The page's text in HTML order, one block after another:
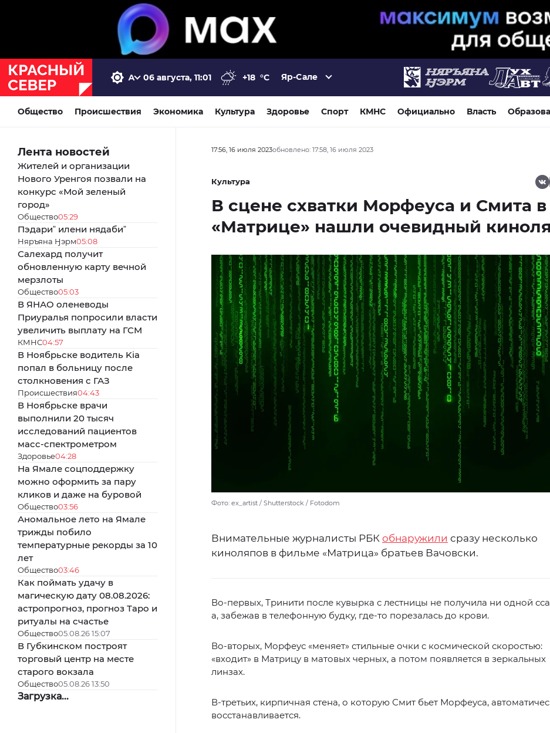
06 августа, 11:01 +18 °C Яр-Сале
Общество Происшествия Экономика Культура Здоровье Спорт КМНС Официально Власть
Лента новостей
Жителей и организации
Нового Уренгоя позвали на
конкурс «Мой зеленый
город»
Общество05:29
Пэдариˮ илени нядабиˮ
Няръяна Ӈэрм05:08
Салехард получит
обновленную карту вечной
мерзлоты
Общество05:03
В ЯНАО оленеводы
Приуралья попросили власти
увеличить выплату на ГСМ
КМНС04:57
В Ноябрьске водитель Kia
попал в больницу после
столкновения с ГАЗ
Происшествия04:43
В Ноябрьске врачи
выполнили 20 тысяч
исследований пациентов
масс-спектрометром
Здоровье04:28
На Ямале соцподдержку
можно оформить за пару
кликов и даже на буровой
Общество03:56
Аномальное лето на Ямале
трижды побило
температурные рекорды за 10
лет
Общество03:46
Как поймать удачу в
магическую дату 08.08.2026:
астропрогноз, прогноз Таро и
ритуалы на счастье
Общество05.08.26 15:07
В Губкинском построят
торговый центр на месте
старого вокзала
Общество05.08.26 13:50
Загрузка...
17:56, 16 июля 2023обновлено: 17:58, 16 июля 2023
Культура
В сцене схватки Морфеуса и Смита в
«Матрице» нашли очевидный
Фото: ex_artist / Shutterstock / Fotodom
Внимательные журналисты РБК обнаружили сразу несколько
киноляпов в фильме «Матрица» братьев Вачовски.
Во-первых, Тринити после кувырка с лестницы не получила ни одной
а, забежав в телефонную будку, где-то порезалась до крови.
Во-вторых, Морфеус «меняет» стильные очки с космической скоростью:
«входит» в Матрицу в матовых черных, а потом появляется в зеркальных
линзах.
В-третьих, кирпичная стена, о которую Смит бьет Морфеуса,
восстанавливается.